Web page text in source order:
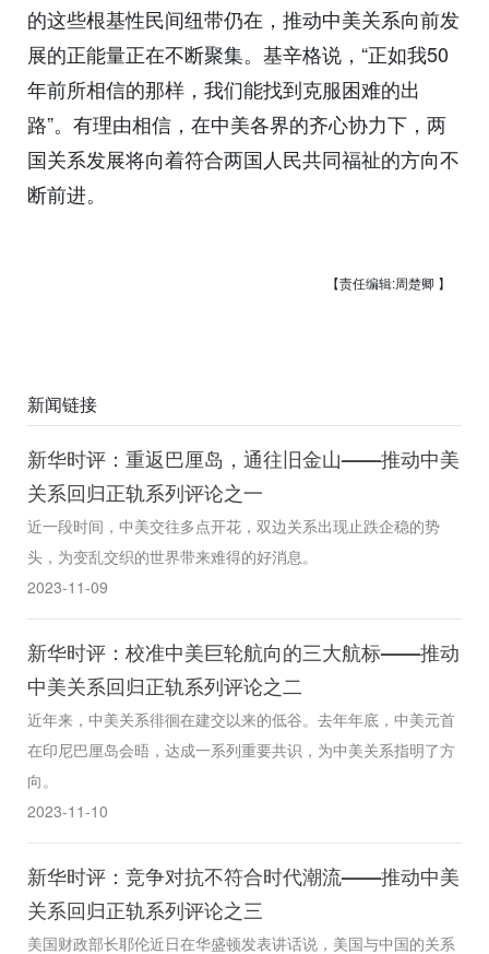
的这些根基性民间纽带仍在，推动中美关系向前发
展的正能量正在不断聚集。基辛格说，“正如我50
年前所相信的那样，我们能找到克服困难的出
路”。有理由相信，在中美各界的齐心协力下，两
国关系发展将向着符合两国人民共同福祉的方向不
断前进。
【责任编辑:周楚卿 】
新闻链接
新华时评：重返巴厘岛，通往旧金山——推动中美
关系回归正轨系列评论之一
近一段时间，中美交往多点开花，双边关系出现止跌企稳的势
头，为变乱交织的世界带来难得的好消息。
2023-11-09
新华时评：校准中美巨轮航向的三大航标——推动
中美关系回归正轨系列评论之二
近年来，中美关系徘徊在建交以来的低谷。去年年底，中美元首
在印尼巴厘岛会晤，达成一系列重要共识，为中美关系指明了方
向。
2023-11-10
新华时评：竞争对抗不符合时代潮流——推动中美
关系回归正轨系列评论之三
美国财政部长耶伦近日在华盛顿发表讲话说，美国与中国的关系